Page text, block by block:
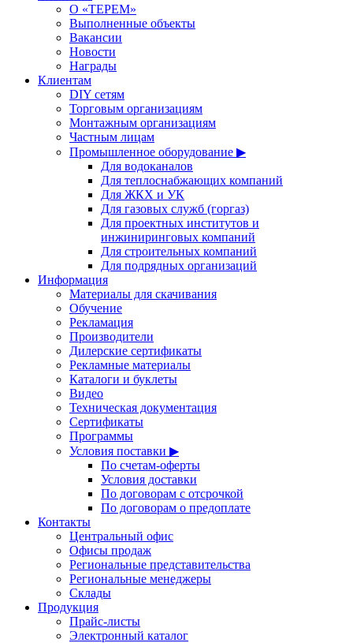
О «ТЕРЕМ»
Выполненные объекты
Вакансии
Новости
Награды
Клиентам
DIY сетям
Торговым организациям
Монтажным организациям
Частным лицам
Промышленное оборудование ▶
Для водоканалов
Для теплоснабжающих компаний
Для ЖКХ и УК
Для газовых служб (горгаз)
Для проектных институтов и
инжиниринговых компаний
Для строительных компаний
Для подрядных организаций
Информация
Материалы для скачивания
Обучение
Рекламация
Производители
Дилерские сертификаты
Рекламные материалы
Каталоги и буклеты
Видео
Техническая документация
Сертификаты
Программы
Условия поставки ▶
По счетам-оферты
Условия доставки
По договорам с отсрочкой
По договорам о предоплате
Контакты
Центральный офис
Офисы продаж
Региональные представительства
Региональные менеджеры
Склады
Продукция
Прайс-листы
Электронный каталог